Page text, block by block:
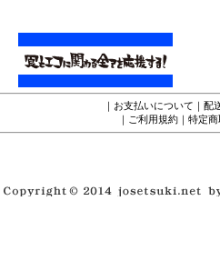
｜ お支払いについて ｜ 配
｜ ご利用規約 ｜ 特定